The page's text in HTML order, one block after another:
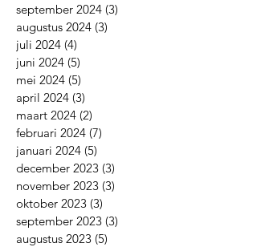
september 2024 (3)
augustus 2024 (3)
juli 2024 (4)
juni 2024 (5)
mei 2024 (5)
april 2024 (3)
maart 2024 (2)
februari 2024 (7)
januari 2024 (5)
december 2023 (3)
november 2023 (3)
oktober 2023 (3)
september 2023 (3)
augustus 2023 (5)